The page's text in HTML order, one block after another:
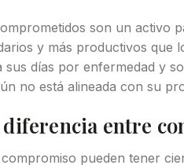
son un activo
y más productivos que
sus días por enfermedad y
no está alineada con su
diferencia entre
pueden tener